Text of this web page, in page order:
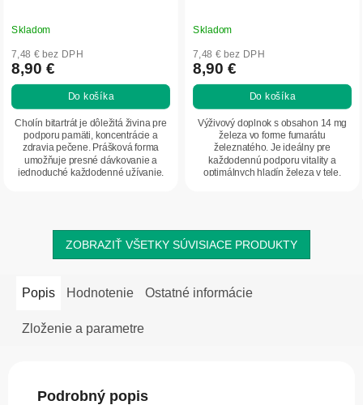
Skladom
7,48 € bez DPH
8,90 €
Do košíka
Cholín bitartrát je dôležitá živina pre
podporu pamäti, koncentrácie a
zdravia pečene. Prášková forma
umožňuje presné dávkovanie a
jednoduché každodenné užívanie.
Skladom
7,48 € bez DPH
8,90 €
Do košíka
Výživový doplnok s obsahon 14 mg
železa vo forme fumarátu
železnatého. Je ideálny pre
každodennú podporu vitality a
optimálnych hladín železa v tele.
ZOBRAZIŤ VŠETKY SÚVISIACE PRODUKTY
Popis Hodnotenie Ostatné informácie
Zloženie a parametre
Podrobný popis